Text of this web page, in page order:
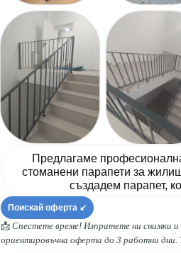
Предлагаме
стоманени парапети за
създадем парапет,
Поискай оферта ↙️
📩 Спестете време! Изпратете ни снимки
ориентировъчна оферта до 3 работни дни.